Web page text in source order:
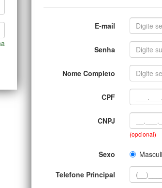
E-mail
Senha
Nome Completo
CPF
CNPJ
(opcional)
Sexo
Telefone Principal